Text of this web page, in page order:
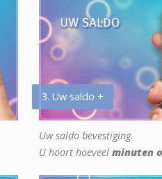
3. Uw saldo +
Uw saldo bevestiging.
U hoort hoeveel minuten